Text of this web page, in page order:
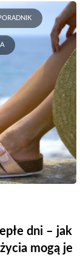
dni – jak
mogą je